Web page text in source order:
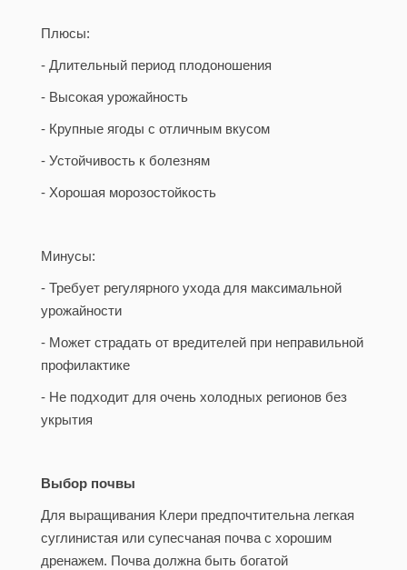
Плюсы:
- Длительный период плодоношения
- Высокая урожайность
- Крупные ягоды с отличным вкусом
- Устойчивость к болезням
- Хорошая морозостойкость
Минусы:
- Требует регулярного ухода для максимальной
урожайности
- Может страдать от вредителей при неправильной
профилактике
- Не подходит для очень холодных регионов без
укрытия
Выбор почвы
Для выращивания Клери предпочтительна легкая
суглинистая или супесчаная почва с хорошим
дренажем. Почва должна быть богатой